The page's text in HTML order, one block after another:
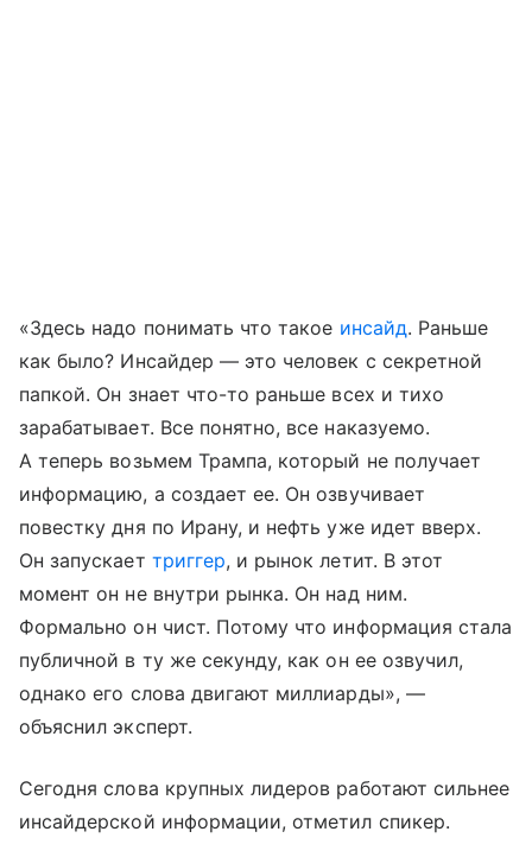
«Здесь надо понимать что такое инсайд. Раньше
как было? Инсайдер — это человек с секретной
папкой. Он знает что-то раньше всех и тихо
зарабатывает. Все понятно, все наказуемо.
А теперь возьмем Трампа, который не получает
информацию, а создает ее. Он озвучивает
повестку дня по Ирану, и нефть уже идет вверх.
Он запускает триггер, и рынок летит. В этот
момент он не внутри рынка. Он над ним.
Формально он чист. Потому что информация стала
публичной в ту же секунду, как он ее озвучил,
однако его слова двигают миллиарды», —
объяснил эксперт.
Сегодня слова крупных лидеров работают сильнее
инсайдерской информации, отметил спикер.